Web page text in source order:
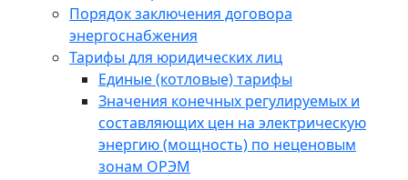
Порядок заключения договора
энергоснабжения
Тарифы для юридических лиц
Единые (котловые) тарифы
Значения конечных регулируемых и
составляющих цен на электрическую
энергию (мощность) по неценовым
зонам ОРЭМ